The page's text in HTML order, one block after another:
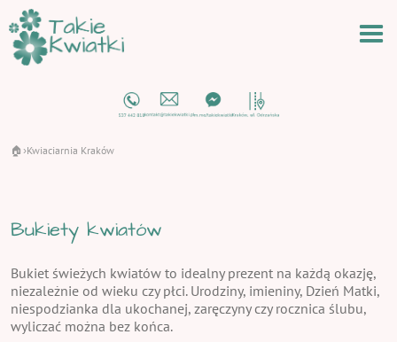
🏠 ›Kwiaciarnia Kraków
Bukiety kwiatów
Bukiet świeżych kwiatów to idealny prezent na każdą okazję,
niezależnie od wieku czy płci. Urodziny, imieniny, Dzień Matki,
niespodzianka dla ukochanej, zaręczyny czy rocznica ślubu,
wyliczać można bez końca.